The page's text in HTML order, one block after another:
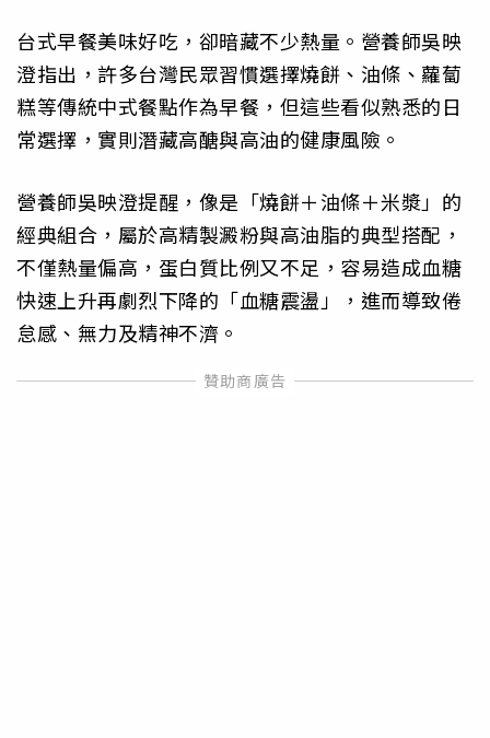
台式早餐美味好吃，卻暗藏不少熱量。營養師吳映
澄指出，許多台灣民眾習慣選擇燒餅、油條、蘿蔔
糕等傳統中式餐點作為早餐，但這些看似熟悉的日
常選擇，實則潛藏高醣與高油的健康風險。
營養師吳映澄提醒，像是「燒餅＋油條＋米漿」的
經典組合，屬於高精製澱粉與高油脂的典型搭配，
不僅熱量偏高，蛋白質比例又不足，容易造成血糖
快速上升再劇烈下降的「血糖震盪」，進而導致倦
怠感、無力及精神不濟。